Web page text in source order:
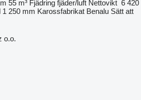
55 m³ Fjädring fjäder/luft Nettovikt 6 420
1 250 mm Karossfabrikat Benalu Sätt att
o.o.